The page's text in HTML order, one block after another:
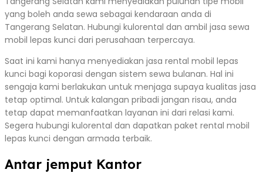
yang boleh anda sewa sebagai kendaraan anda di
Tangerang Selatan. Hubungi kulorental dan ambil jasa sewa
mobil lepas kunci dari perusahaan terpercaya.
Saat ini kami hanya menyediakan jasa rental mobil lepas
kunci bagi koporasi dengan sistem sewa bulanan. Hal ini
sengaja kami berlakukan untuk menjaga supaya kualitas jasa
tetap optimal. Untuk kalangan pribadi jangan risau, anda
tetap dapat memanfaatkan layanan ini dari relasi kami.
Segera hubungi kulorental dan dapatkan paket rental mobil
lepas kunci dengan armada terbaik.
Antar jemput Kantor